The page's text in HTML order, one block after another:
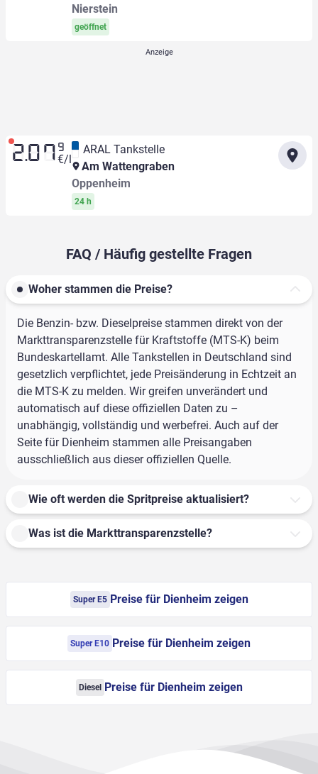
Nierstein
geöffnet
2.07 9
€/l
ARAL Tankstelle
Am Wattengraben
Oppenheim
24 h
FAQ / Häufig gestellte Fragen
Woher stammen die Preise?
Die Benzin- bzw. Dieselpreise stammen direkt von der
Markttransparenzstelle für Kraftstoffe (MTS-K) beim
Bundeskartellamt. Alle Tankstellen in Deutschland sind
gesetzlich verpflichtet, jede Preisänderung in Echtzeit an
die MTS-K zu melden. Wir greifen unverändert und
automatisch auf diese offiziellen Daten zu –
unabhängig, vollständig und werbefrei. Auch auf der
Seite für Dienheim stammen alle Preisangaben
ausschließlich aus dieser offiziellen Quelle.
Wie oft werden die Spritpreise aktualisiert?
Was ist die Markttransparenzstelle?
Super E5 Preise für Dienheim zeigen
Super E10 Preise für Dienheim zeigen
Diesel Preise für Dienheim zeigen